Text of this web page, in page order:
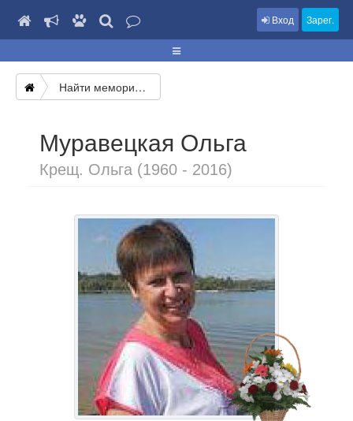
Вход Зарег.
Найти мемориал
Муравецкая Ольга
Крещ. Ольга (1960 - 2016)